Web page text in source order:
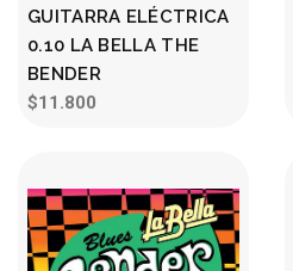
GUITARRA ELÉCTRICA
0.10 LA BELLA THE
BENDER
$11.800